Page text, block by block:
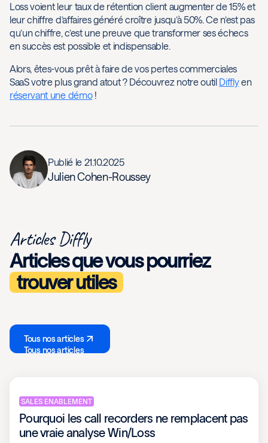
Loss voient leur taux de rétention client augmenter de 15% et
leur chiffre d’affaires généré croître jusqu’à 50%. Ce n’est pas
qu’un chiffre, c’est une preuve que transformer ses échecs
en succès est possible et indispensable.
Alors, êtes-vous prêt à faire de vos pertes commerciales
SaaS votre plus grand atout ? Découvrez notre outil Difflyen
réservant une démo!
Publié le 21.10.2025
Julien Cohen-Roussey
Articles Diffly
Articles que vous pourriez
trouver utiles
Tous nos articles
Tous nos articles
SALES ENABLEMENT
Pourquoi les call recorders ne remplacent pas
une vraie analyse Win/Loss